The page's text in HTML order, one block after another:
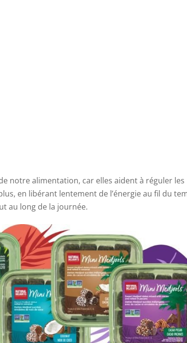
notre alimentation, car elles aident à réguler les
en libérant lentement de l’énergie au fil du
au long de la journée.